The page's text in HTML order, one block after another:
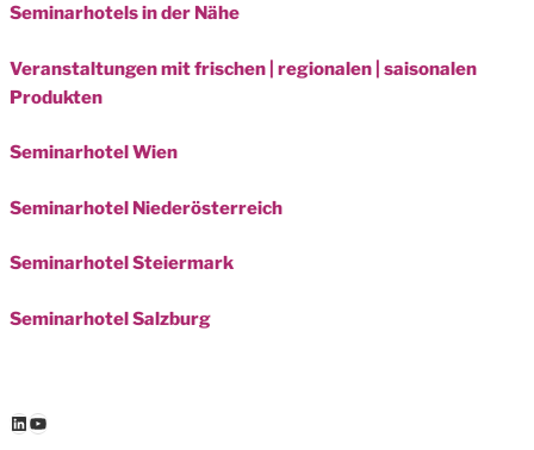
Seminarhotels in der Nähe
Veranstaltungen mit frischen | regionalen | saisonalen
Produkten
Seminarhotel Wien
Seminarhotel Niederösterreich
Seminarhotel Steiermark
Seminarhotel Salzburg
LinkedIn
YouTube